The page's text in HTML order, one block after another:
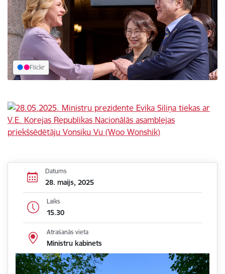
Flickr
Datums
28. maijs, 2025
Laiks
15.30
Atrašanās vieta
Ministru kabinets